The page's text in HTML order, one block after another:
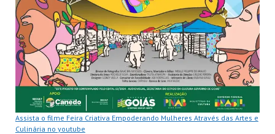
Assista o filme Feira Criativa Empoderando Mulheres Através das Artes e
Culinária no youtube